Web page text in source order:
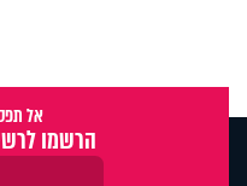
אל
הרשמו